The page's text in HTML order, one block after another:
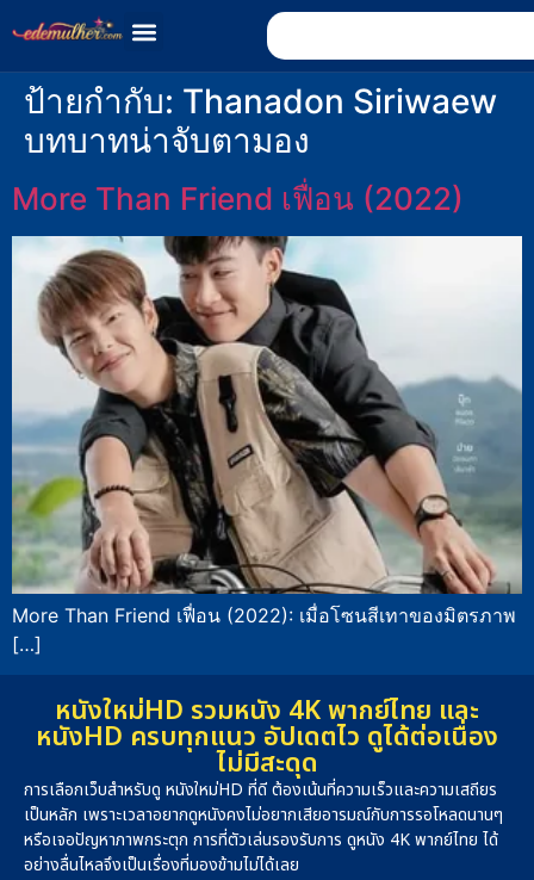
ป้ายกำกับ: Thanadon Siriwaew
บทบาทน่าจับตามอง
More Than Friend เฟื่อน (2022)
More Than Friend เฟื่อน (2022): เมื่อโซนสีเทาของมิตรภาพ
[…]
หนังใหม่HD รวมหนัง 4K พากย์ไทย และ
หนังHD ครบทุกแนว อัปเดตไว ดูได้ต่อเนื่อง
ไม่มีสะดุด
การเลือกเว็บสำหรับดู หนังใหม่HD ที่ดี ต้องเน้นที่ความเร็วและความเสถียร
เป็นหลัก เพราะเวลาอยากดูหนังคงไม่อยากเสียอารมณ์กับการรอโหลดนานๆ
หรือเจอปัญหาภาพกระตุก การที่ตัวเล่นรองรับการ ดูหนัง 4K พากย์ไทย ได้
อย่างลื่นไหลจึงเป็นเรื่องที่มองข้ามไม่ได้เลย